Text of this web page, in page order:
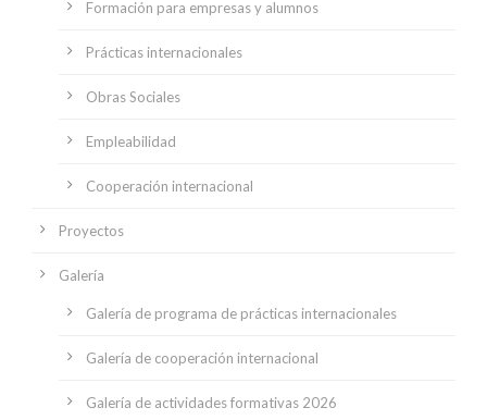
Formación para empresas y alumnos
Prácticas internacionales
Obras Sociales
Empleabilidad
Cooperación internacional
Proyectos
Galería
Galería de programa de prácticas internacionales
Galería de cooperación internacional
Galería de actividades formativas 2026